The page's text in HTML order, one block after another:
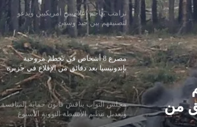
حماية
مصرع 8 أشخاص في تحطم مروحية
بإندونيسيا بعد دقائق من الإقلاع في جزيرة
بورنيو
مجلس النواب يناقش قانون حماية المنافسة
وتعديل تنظيم الأنشطة النووية الأسبوع
المقبل
سلوت: إصابة إيكيتيكي وعودة إيزاك تعيدان
ترتيب أوراق ليفربول قبل ديربي إيفرتون